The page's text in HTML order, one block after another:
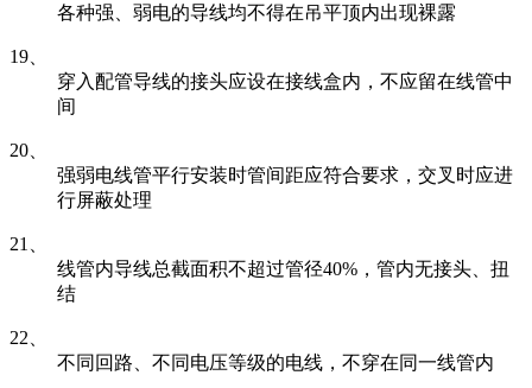
各种强、弱电的导线均不得在吊平顶内出现裸露
19、
穿入配管导线的接头应设在接线盒内，不应留在线管中
间
20、
强弱电线管平行安装时管间距应符合要求，交叉时应进
行屏蔽处理
21、
线管内导线总截面积不超过管径40%，管内无接头、扭
结
22、
不同回路、不同电压等级的电线，不穿在同一线管内